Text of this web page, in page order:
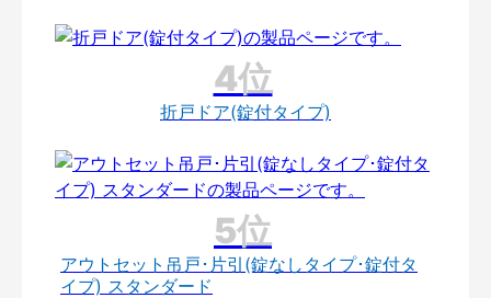
折戸ドア(錠付タイプ)
アウトセット吊戸･片引(錠なしタイプ･錠付タ
イプ) スタンダード